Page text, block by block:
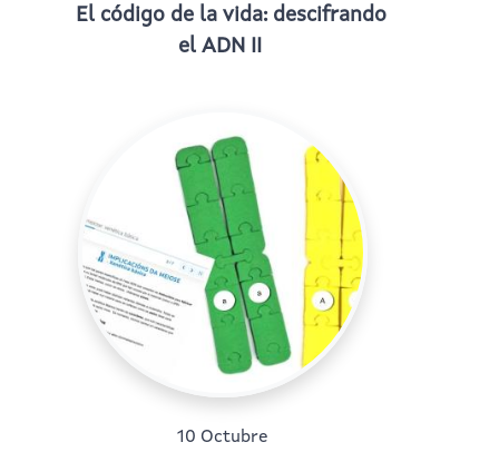
El código de la vida: descifrando
el ADN II
10 Octubre